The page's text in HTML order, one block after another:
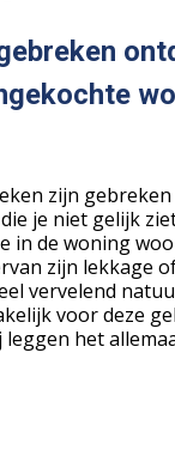
zijn
je niet gelijk
in de woning
zijn lekkage
vervelend
voor deze
leggen het